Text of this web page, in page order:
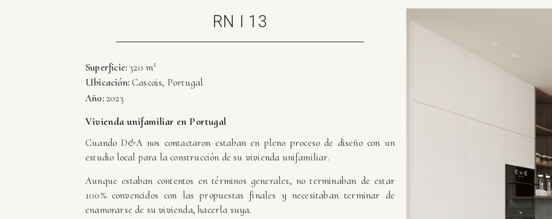
RN I 13
Superficie:320 m²
Ubicación:Cascais, Portugal
Año:2023
Vivienda unifamiliar en Portugal
Cuando D&A nos contactaron estaban en pleno proceso de diseño con un
estudio local para la construcción de su vivienda unifamiliar.
Aunque estaban contentos en términos generales, no terminaban de estar
100% convencidos con las propuestas finales y necesitaban terminar de
enamorarse de su vivienda, hacerla suya.